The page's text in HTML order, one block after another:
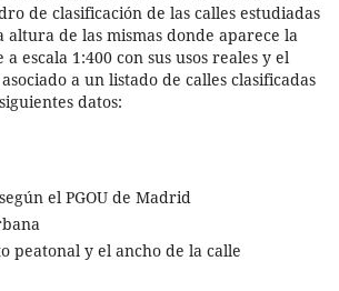
de clasificación de las calles estudiadas
de las mismas donde aparece la
escala 1:400 con sus usos reales y el
a un listado de calles clasificadas
datos:
el PGOU de Madrid
peatonal y el ancho de la calle